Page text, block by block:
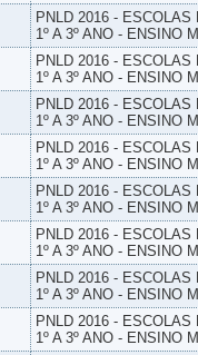
PNLD 2016 -
1º A 3º ANO - ENSINO
PNLD 2016 -
1º A 3º ANO - ENSINO
PNLD 2016 -
1º A 3º ANO - ENSINO
PNLD 2016 -
1º A 3º ANO - ENSINO
PNLD 2016 -
1º A 3º ANO - ENSINO
PNLD 2016 -
1º A 3º ANO - ENSINO
PNLD 2016 -
1º A 3º ANO - ENSINO
PNLD 2016 -
1º A 3º ANO - ENSINO